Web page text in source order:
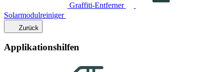
Graffiti-Entferner
Solarmodulreiniger
Zurück
Applikationshilfen